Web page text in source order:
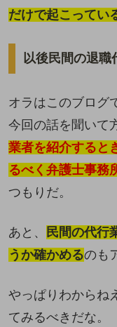
だけで起こってい
以後民間の退
オラはこのブログ
今回の話を聞いて
業者を紹介すると
るべく弁護士事務
つもりだ。
あと、
民間の代行
うか確かめるのも
やっぱりわからね
てみるべきだな。